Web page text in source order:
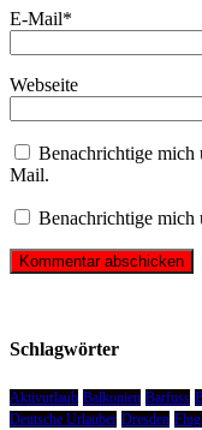
E-Mail*
Webseite
Benachrichtige mich
Mail.
Benachrichtige mich
Schlagwörter
Aktivurlaub Balkonien Barfuss
Deutsche Urlauber Dresden